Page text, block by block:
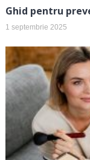
Ghid pentru
1 septembrie 2025